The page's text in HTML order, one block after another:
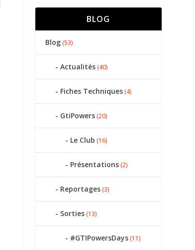
BLOG
Blog(53)
Actualités(40)
Fiches Techniques(4)
GtiPowers(20)
Le Club (16)
Présentations(2)
Reportages(3)
Sorties(13)
#GTIPowersDays(11)